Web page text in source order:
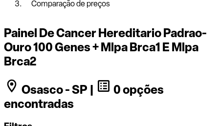
Comparação de preços
Painel De Cancer Hereditario Padrao-
Ouro 100 Genes + Mlpa Brca1 E Mlpa
Brca2
Osasco - SP |
0 opções
encontradas